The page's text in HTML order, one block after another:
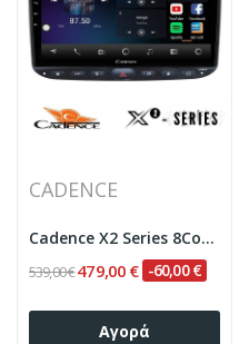
CADENCE
Cadence X2 Series 8Core Android14 6+128GB Fiat...
539,00 €479,00 € -60,00 €
Αγορά